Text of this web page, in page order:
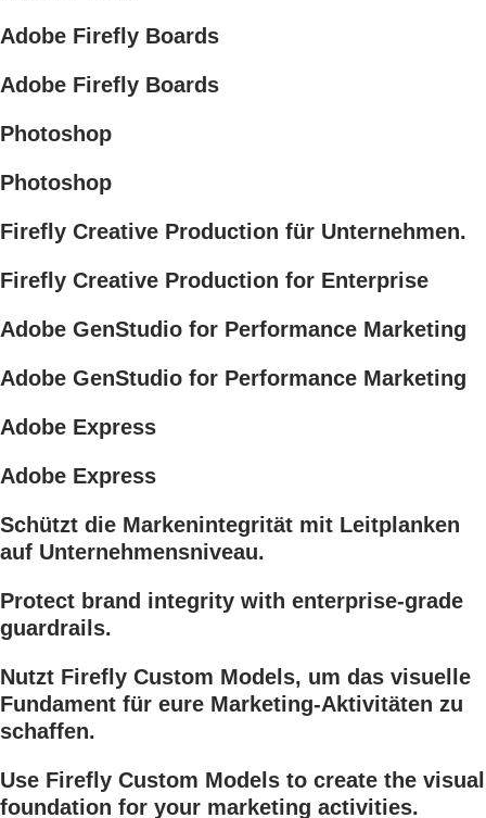
Adobe Firefly Boards
Adobe Firefly Boards
Photoshop
Photoshop
Firefly Creative Production für Unternehmen.
Firefly Creative Production for Enterprise
Adobe GenStudio for Performance Marketing
Adobe GenStudio for Performance Marketing
Adobe Express
Adobe Express
Schützt die Markenintegrität mit Leitplanken
auf Unternehmensniveau.
Protect brand integrity with enterprise-grade
guardrails.
Nutzt Firefly Custom Models, um das visuelle
Fundament für eure Marketing-Aktivitäten zu
schaffen.
Use Firefly Custom Models to create the visual
foundation for your marketing activities.